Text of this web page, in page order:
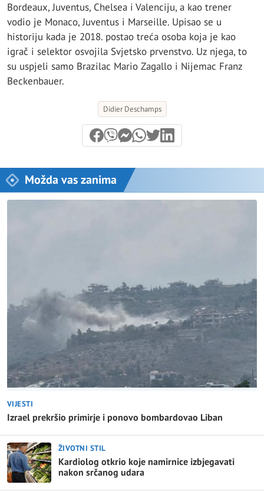
Bordeaux, Juventus, Chelsea i Valenciju, a kao trener
vodio je Monaco, Juventus i Marseille. Upisao se u
historiju kada je 2018. postao treća osoba koja je kao
igrač i selektor osvojila Svjetsko prvenstvo. Uz njega, to
su uspjeli samo Brazilac Mario Zagallo i Nijemac Franz
Beckenbauer.
Didier Deschamps
Možda vas zanima
VIJESTI
Izrael prekršio primirje i ponovo bombardovao Liban
ŽIVOTNI STIL
Kardiolog otkrio koje namirnice izbjegavati
nakon srčanog udara